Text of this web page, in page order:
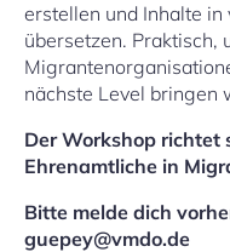
erstellen und Inhalte in
übersetzen. Praktisch,
nächste Level bringen
Der Workshop richtet
Ehrenamtliche in
Bitte melde dich
guepey@vmdo.de